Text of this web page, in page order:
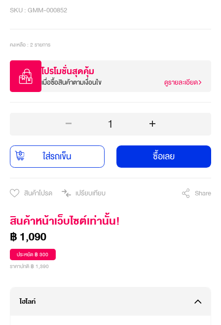
SKU : GMM-000852
คงเหลือ : 2 รายการ
โปรโมชั่นสุดคุ้ม
เมื่อซื้อสินค้าตามเงื่อนไข ดูรายละเอียด
1
ใส่รถเข็น ซื้อเลย
สินค้าโปรด เปรียบเทียบ Share
สินค้าหน้าเว็บไซต์เท่านั้น!
฿ 1,090
ประหยัด ฿ 300
ราคาปกติ ฿ 1,390
ไฮไลท์